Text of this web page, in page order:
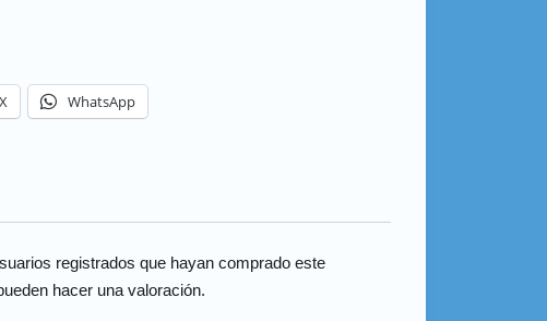
X WhatsApp
registrados que hayan comprado este
hacer una valoración.